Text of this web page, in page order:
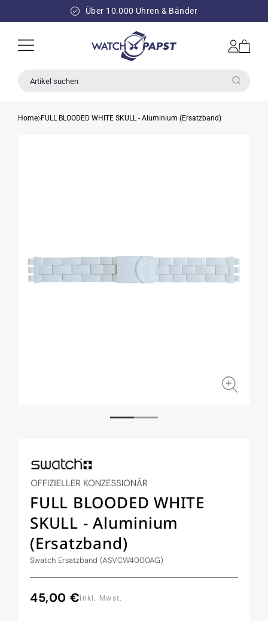
INHALT
Über 10.000 Uhren & Bänder
Einloggen
Warenkorb
Artikel suchen
Home FULL BLOODED WHITE SKULL - Aluminium (Ersatzband)
FULL BLOODED WHITE
SKULL - Aluminium
(Ersatzband)
Swatch Ersatzband (ASVCW4000AG)
Normaler
45,00 €inkl. Mwst.